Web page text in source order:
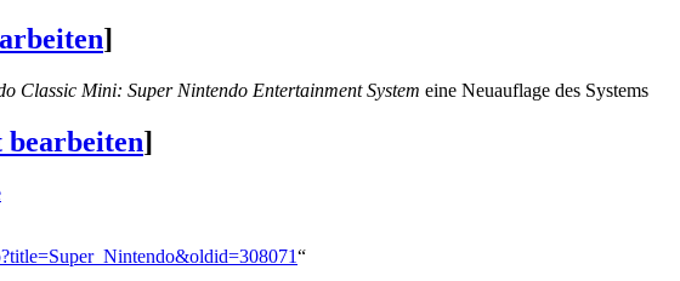
]
Classic Mini: Super Nintendo Entertainment System eine Neuauflage des Systems
]
“